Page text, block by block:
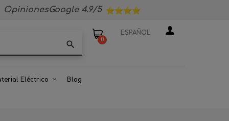
OpinionesGoogle 4.9/5
search 0
ESPAÑOL
Eléctrico Blog